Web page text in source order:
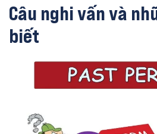
Câu nghi vấn và
biết